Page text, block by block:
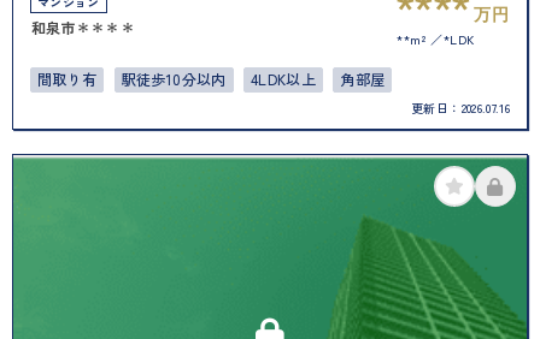
和泉市＊＊＊＊
万円
**m² *LDK
間取り有 駅徒歩10分以内 4LDK以上 角部屋
更新日： 2026.07.16